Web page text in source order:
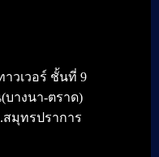
าวเวอร์ ชั้นที่ 9
บางนา-ตราด)
สมุทรปราการ